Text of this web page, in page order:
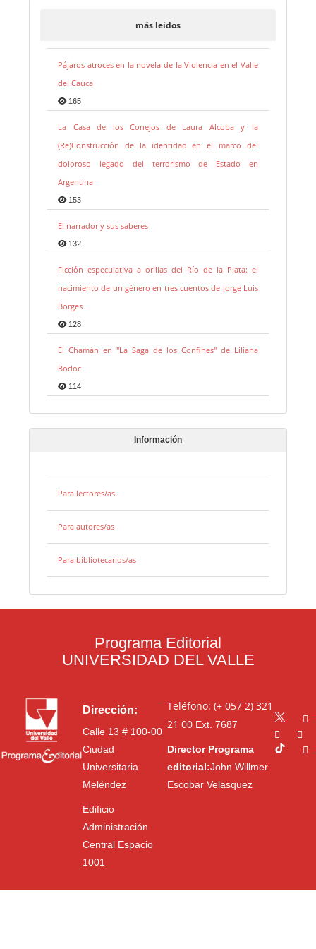
más leidos
Pájaros atroces en la novela de la Violencia en el Valle
del Cauca
165
La Casa de los Conejos de Laura Alcoba y la
(Re)Construcción de la identidad en el marco del
doloroso legado del terrorismo de Estado en
Argentina
153
El narrador y sus saberes
132
Ficción especulativa a orillas del Río de la Plata: el
nacimiento de un género en tres cuentos de Jorge Luis
Borges
128
El Chamán en "La Saga de los Confines" de Liliana
Bodoc
114
Información
Para lectores/as
Para autores/as
Para bibliotecarios/as
Programa Editorial
UNIVERSIDAD DEL VALLE
Dirección:
Calle 13 # 100-00
Ciudad
Universitaria
Meléndez
Edificio
Administración
Central Espacio
1001
Teléfono: (+ 057 2) 321
21 00Ext. 7687
Director Programa
editorial:John Willmer
Escobar Velasquez